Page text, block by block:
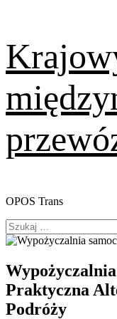
content
OPOS Trans
Primary
Menu
Szukaj:
Praktyczna
Podróży